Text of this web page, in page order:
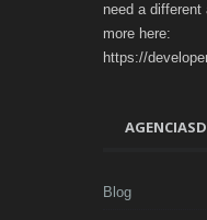
need a
more here:
https://
Blog